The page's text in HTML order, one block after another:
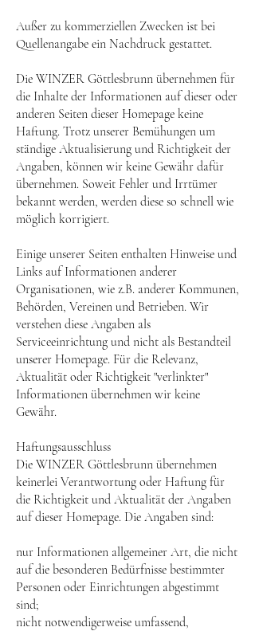
Außer zu kommerziellen Zwecken ist bei
Quellenangabe ein Nachdruck gestattet.
Die WINZER Göttlesbrunn übernehmen für
die Inhalte der Informationen auf dieser oder
anderen Seiten dieser Homepage keine
Haftung. Trotz unserer Bemühungen um
ständige Aktualisierung und Richtigkeit der
Angaben, können wir keine Gewähr dafür
übernehmen. Soweit Fehler und Irrtümer
bekannt werden, werden diese so schnell wie
möglich korrigiert.
Einige unserer Seiten enthalten Hinweise und
Links auf Informationen anderer
Organisationen, wie z.B. anderer Kommunen,
Behörden, Vereinen und Betrieben. Wir
verstehen diese Angaben als
Serviceeinrichtung und nicht als Bestandteil
unserer Homepage. Für die Relevanz,
Aktualität oder Richtigkeit "verlinkter"
Informationen übernehmen wir keine
Gewähr.
Haftungsausschluss
Die WINZER Göttlesbrunn übernehmen
keinerlei Verantwortung oder Haftung für
die Richtigkeit und Aktualität der Angaben
auf dieser Homepage. Die Angaben sind:
nur Informationen allgemeiner Art, die nicht
auf die besonderen Bedürfnisse bestimmter
Personen oder Einrichtungen abgestimmt
sind;
nicht notwendigerweise umfassend,